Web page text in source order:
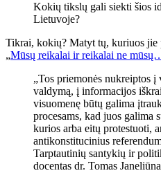
Kokių tikslų gali siekti šios
Lietuvoje?
Tikrai, kokių? Matyt tų, kuriuos jie
„Mūsų reikalai ir reikalai ne
„Tos priemonės nukreiptos į
valdymą, į informacijos
visuomenę būtų galima
procesams, kad juos galima
kurios arba eitų protestuoti,
antikonstitucinius
Tarptautinių santykių ir
docentas dr. Tomas